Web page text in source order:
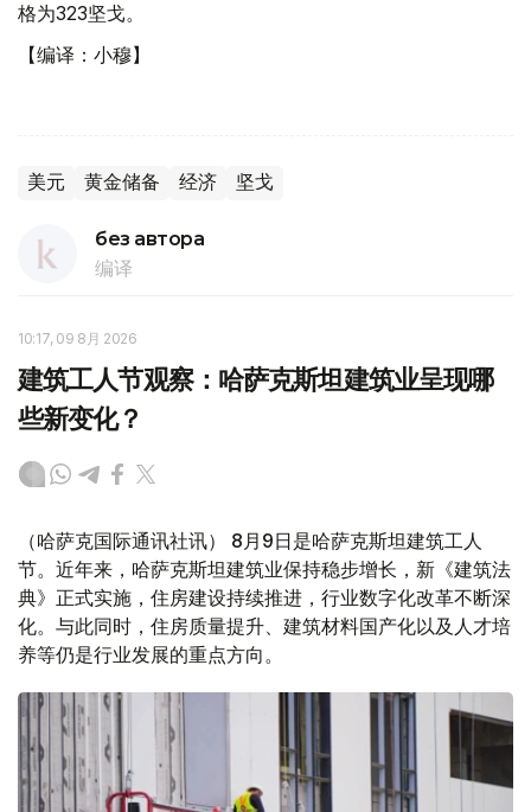
格为323坚戈。
【编译：小穆】
美元 黄金储备 经济 坚戈
без автора
编译
10:17, 09 8月 2026
建筑工人节观察：哈萨克斯坦建筑业呈现哪
些新变化？
（哈萨克国际通讯社讯） 8月9日是哈萨克斯坦建筑工人
节。近年来，哈萨克斯坦建筑业保持稳步增长，新《建筑法
典》正式实施，住房建设持续推进，行业数字化改革不断深
化。与此同时，住房质量提升、建筑材料国产化以及人才培
养等仍是行业发展的重点方向。